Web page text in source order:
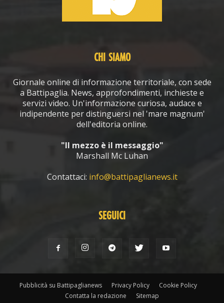
CHI SIAMO
Giornale online di informazione territoriale, con sede
a Battipaglia. News, approfondimenti, inchieste e
servizi video. Un'informazione curiosa, audace e
indipendente per distinguersi nel 'mare magnum'
dell'editoria online.
"Il mezzo è il messaggio"
Marshall Mc Luhan
Contattaci: info@battipaglianews.it
SEGUICI
Pubblicità su Battipaglianews Privacy Policy
Cookie Policy
Contatta la redazione
Sitemap